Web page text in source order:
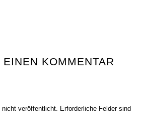
KOMMENTAR
nicht veröffentlicht. Erforderliche Felder sind